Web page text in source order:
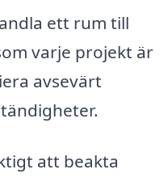
ett rum till
varje projekt är
avsevärt
att beakta